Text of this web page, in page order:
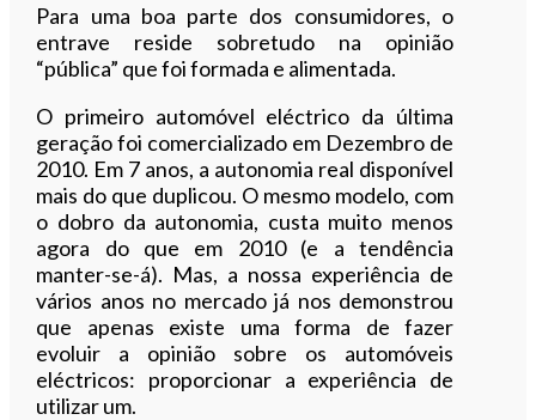
Para uma boa parte dos consumidores, o
entrave reside sobretudo na opinião
“pública” que foi formada e alimentada.
O primeiro automóvel eléctrico da última
geração foi comercializado em Dezembro de
2010. Em 7 anos, a autonomia real disponível
mais do que duplicou. O mesmo modelo, com
o dobro da autonomia, custa muito menos
agora do que em 2010 (e a tendência
manter-se-á). Mas, a nossa experiência de
vários anos no mercado já nos demonstrou
que apenas existe uma forma de fazer
evoluir a opinião sobre os automóveis
eléctricos: proporcionar a experiência de
utilizar um.